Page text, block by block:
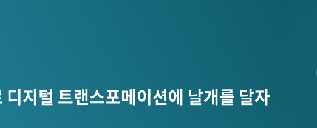
지털 트랜스포메이션에 날개를 달자